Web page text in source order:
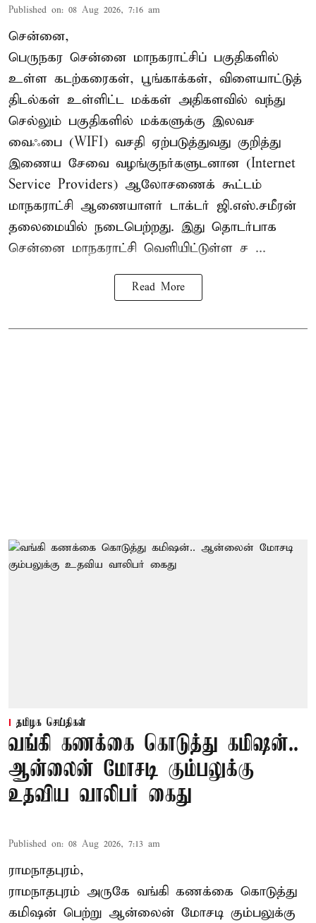
Published on: 08 Aug 2026, 7:16 am
சென்னை,
பெருநகர சென்னை மாநகராட்சிப் பகுதிகளில்
உள்ள கடற்கரைகள், பூங்காக்கள், விளையாட்டுத்
திடல்கள் உள்ளிட்ட மக்கள் அதிகளவில் வந்து
செல்லும் பகுதிகளில் மக்களுக்கு இலவச
வைஃபை (WIFI) வசதி ஏற்படுத்துவது குறித்து
இணைய சேவை வழங்குநர்களுடனான (Internet
Service Providers) ஆலோசணைக் கூட்டம்
மாநகராட்சி ஆணையாளர் டாக்டர் ஜி.எஸ்.சமீரன்
தலைமையில் நடைபெற்றது. இது தொடர்பாக
சென்னை மாநகராட்சி வெளியிட்டுள்ள ச ...
Read More
தமிழக செய்திகள்
வங்கி கணக்கை கொடுத்து கமிஷன்..
ஆன்லைன் மோசடி கும்பலுக்கு
உதவிய வாலிபர் கைது
Published on: 08 Aug 2026, 7:13 am
ராமநாதபுரம்,
ராமநாதபுரம் அருகே வங்கி கணக்கை கொடுத்து
கமிஷன் பெற்று ஆன்லைன் மோசடி கும்பலுக்கு